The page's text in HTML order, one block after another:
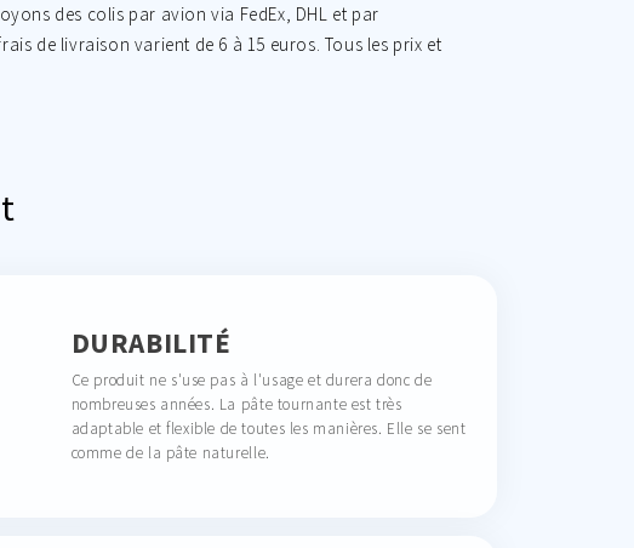
des colis par avion via FedEx, DHL et par
de livraison varient de 6 à 15 euros. Tous les prix et
DURABILITÉ
Ce produit ne s'use pas à l'usage et durera donc de
nombreuses années. La pâte tournante est très
adaptable et flexible de toutes les manières. Elle se sent
comme de la pâte naturelle.